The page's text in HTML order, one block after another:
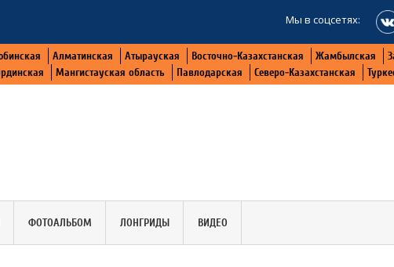
Мы в соцсетях:
Алматинская Атырауская Восточно-Казахстанская Жамбылская
Мангистауская область Павлодарская Северо-Казахстанская
ФОТОАЛЬБОМ ЛОНГРИДЫ ВИДЕО